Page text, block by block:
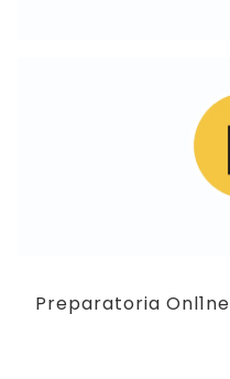
Preparatoria Onl1ne